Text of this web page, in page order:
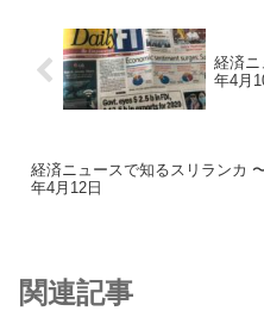
経済ニ
年4月
経済ニュースで知るスリランカ
年4月12日
関連記事